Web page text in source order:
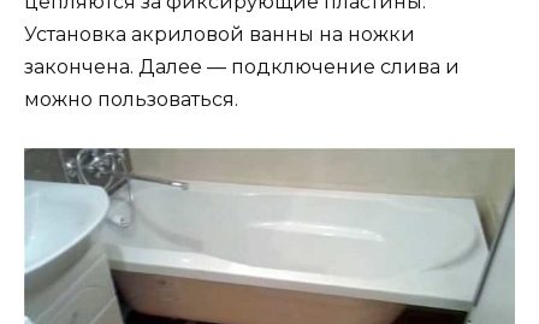
Установка акриловой ванны на ножки
закончена. Далее — подключение слива и
можно пользоваться.